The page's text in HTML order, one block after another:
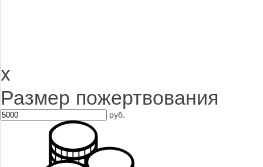
x
Размер пожертвования
руб.